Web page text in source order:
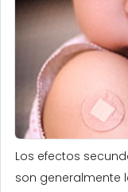
Los efectos
son generalmente